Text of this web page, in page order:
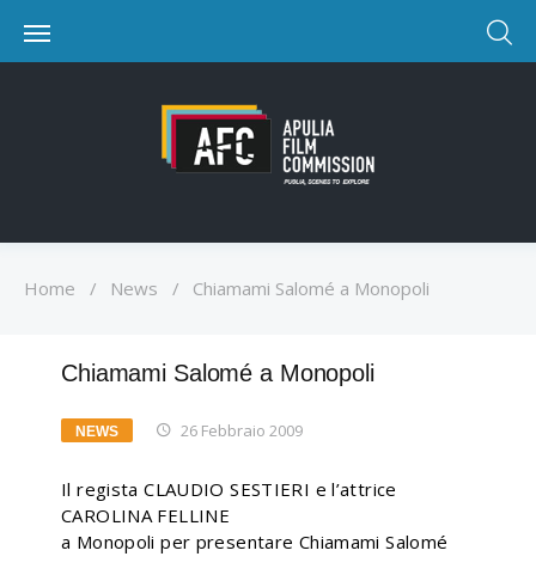
Home / News / Chiamami Salomé a Monopoli
Chiamami Salomé a Monopoli
NEWS 26 Febbraio 2009
Il regista CLAUDIO SESTIERI e l’attrice
CAROLINA FELLINE
a Monopoli per presentare Chiamami Salomé